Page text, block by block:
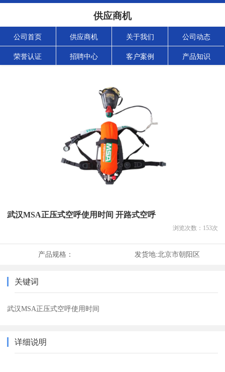
供应商机
公司首页 供应商机 关于我们 公司动态
荣誉认证 招聘中心 客户案例 产品知识
武汉MSA正压式空呼使用时间 开路式空呼
浏览次数： 153次
产品规格： 发货地:北京市朝阳区
关键词
武汉MSA正压式空呼使用时间
详细说明